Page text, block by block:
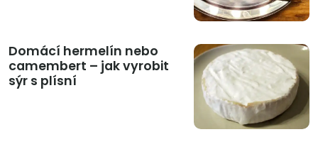
Domácí hermelín nebo
camembert – jak vyrobit
sýr s plísní